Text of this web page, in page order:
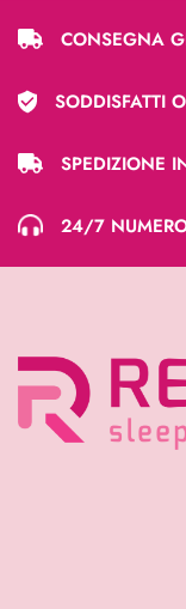
CONSEGNA
SODDISFATTI
SPEDIZIONE
24/7